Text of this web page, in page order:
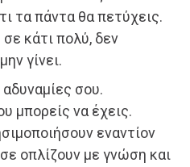
τα πάντα θα πετύχεις.
κάτι πολύ, δεν
γίνει.
σου.
μπορείς να έχεις.
εναντίον
οπλίζουν με γνώση και